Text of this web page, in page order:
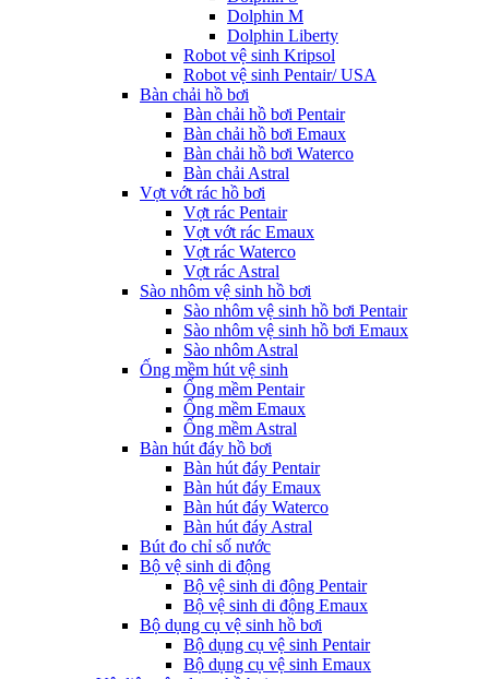
Dolphin M
Dolphin Liberty
Robot vệ sinh Kripsol
Robot vệ sinh Pentair/ USA
Bàn chải hồ bơi
Bàn chải hồ bơi Pentair
Bàn chải hồ bơi Emaux
Bàn chải hồ bơi Waterco
Bàn chải Astral
Vợt vớt rác hồ bơi
Vợt rác Pentair
Vợt vớt rác Emaux
Vợt rác Waterco
Vợt rác Astral
Sào nhôm vệ sinh hồ bơi
Sào nhôm vệ sinh hồ bơi Pentair
Sào nhôm vệ sinh hồ bơi Emaux
Sào nhôm Astral
Ống mềm hút vệ sinh
Ống mềm Pentair
Ống mềm Emaux
Ống mềm Astral
Bàn hút đáy hồ bơi
Bàn hút đáy Pentair
Bàn hút đáy Emaux
Bàn hút đáy Waterco
Bàn hút đáy Astral
Bút đo chỉ số nước
Bộ vệ sinh di động
Bộ vệ sinh di động Pentair
Bộ vệ sinh di động Emaux
Bộ dụng cụ vệ sinh hồ bơi
Bộ dụng cụ vệ sinh Pentair
Bộ dụng cụ vệ sinh Emaux